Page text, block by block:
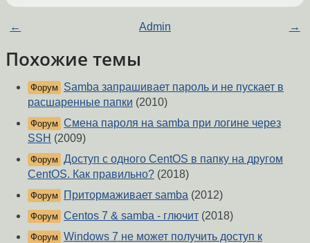
← Admin →
Похожие темы
Форум
Samba запрашивает пароль и не пускает в
расшаренные папки (2010)
Форум Смена пароля на samba при логине через
SSH (2009)
Форум Доступ с одного CentOS в папку на другом
CentOS. Как правильно? (2018)
Форум Притормаживает samba (2012)
Форум Centos 7 & samba - глючит (2018)
Форум Windows 7 не может получить доступ к